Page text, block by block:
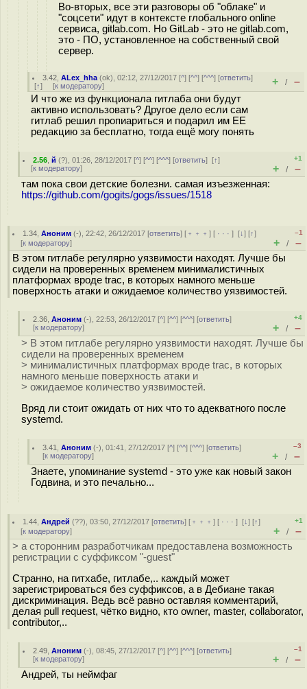
Во-вторых, все эти разговоры об "облаке" и
"соцсети" идут в контексте глобального online
сервиса, gitlab.com. Но GitLab - это не gitlab.com,
это - ПО, установленное на собственный свой
сервер.
3.42 ,ALex_hha (ok), 02:12, 27/12/2017 [^] [^^] [^^^] [ответить]
[↑] [к модератору] + / –
И что же из функционала гитлаба они будут
активно использовать? Другое дело если сам
гитлаб решил пропиариться и подарил им ЕЕ
редакцию за бесплатно, тогда ещё могу понять
2.56 ,й (?), 01:26, 28/12/2017 [^] [^^] [^^^] [ответить][↑]
[к модератору]
+1
+ / –
там пока свои детские болезни. самая изъезженная:
https://github.com/gogits/gogs/issues/1518
1.34 ,Аноним (-), 22:42, 26/12/2017 [ответить] [ ﹢﹢﹢] [ · · ·][↓] [↑]
[к модератору]
–1
+ / –
В этом гитлабе регулярно уязвимости находят. Лучше бы
сидели на проверенных временем минималистичных
платформах вроде trac, в которых намного меньше
поверхность атаки и ожидаемое количество уязвимостей.
2.36 ,Аноним (-), 22:53, 26/12/2017 [^] [^^] [^^^] [ответить]
[к модератору]
+4
+ / –
> В этом гитлабе регулярно уязвимости находят. Лучше бы
сидели на проверенных временем
> минималистичных платформах вроде trac, в которых
намного меньше поверхность атаки и
> ожидаемое количество уязвимостей.
Вряд ли стоит ожидать от них что то адекватного после
systemd.
3.41 ,Аноним (-), 01:41, 27/12/2017 [^] [^^] [^^^] [ответить]
[к модератору]
–3
+ / –
Знаете, упоминание systemd - это уже как новый закон
Годвина, и это печально...
1.44 ,Андрей (??), 03:50, 27/12/2017 [ответить] [ ﹢﹢﹢] [ · · ·][↓] [↑]
[к модератору]
+1
+ / –
> а сторонним разработчикам предоставлена возможность
регистрации с суффиксом "-guest"
Странно, на гитхабе, гитлабе,.. каждый может
зарегистрироваться без суффиксов, а в Дебиане такая
дискриминация. Ведь всё равно оставляя комментарий,
делая pull request, чётко видно, кто owner, master, collaborator,
contributor,..
2.49 ,Аноним (-), 08:45, 27/12/2017 [^] [^^] [^^^] [ответить]
[к модератору]
–1
+ / –
Андрей, ты неймфаг